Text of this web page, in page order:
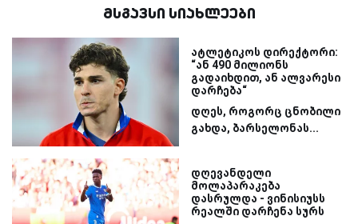
მსგავსი სიახლეები
ატლეტიკოს დირექტორი:
“ან 490 მილიონს
გადაიხდით, ან ალვარესი
დარჩება“
დღეს, როგორც ცნობილი
გახდა, ბარსელონას...
დღევანდელი
მოლაპარაკება
დასრულდა - ვინისიუსს
რეალში დარჩენა სურს